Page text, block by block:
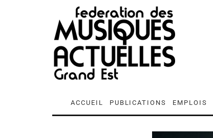
ACCUEIL PUBLICATIONS EMPLOIS